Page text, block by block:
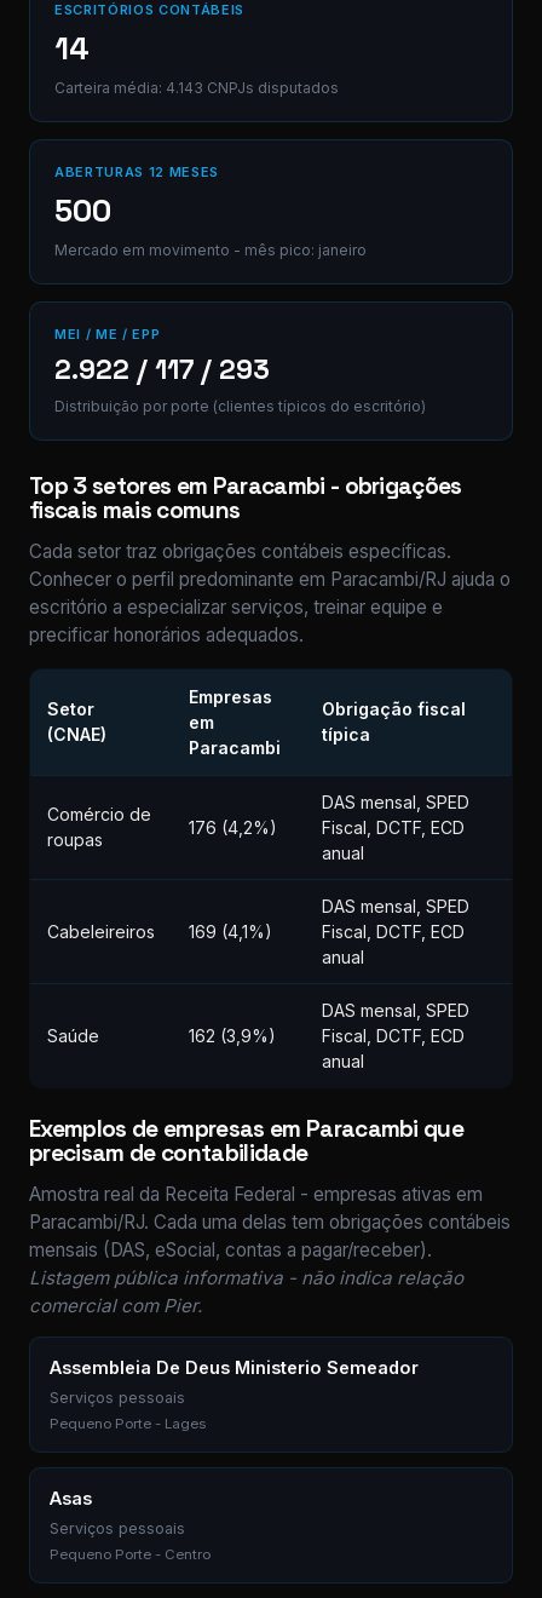
ESCRITÓRIOS CONTÁBEIS
14
Carteira média: 4.143 CNPJs disputados
ABERTURAS 12 MESES
500
Mercado em movimento - mês pico: janeiro
MEI / ME / EPP
2.922 / 117 / 293
Distribuição por porte (clientes típicos do escritório)
Top 3 setores em Paracambi - obrigações
fiscais mais comuns
Cada setor traz obrigações contábeis específicas.
Conhecer o perfil predominante em Paracambi/RJ ajuda o
escritório a especializar serviços, treinar equipe e
precificar honorários adequados.
Setor
(CNAE)
Empresas
em
Paracambi
Obrigação fiscal
típica
Comércio de
roupas
176 (4,2%)
DAS mensal, SPED
Fiscal, DCTF, ECD
anual
Cabeleireiros 169 (4,1%)
DAS mensal, SPED
Fiscal, DCTF, ECD
anual
Saúde 162 (3,9%)
DAS mensal, SPED
Fiscal, DCTF, ECD
anual
Exemplos de empresas em Paracambi que
precisam de contabilidade
Amostra real da Receita Federal - empresas ativas em
Paracambi/RJ. Cada uma delas tem obrigações contábeis
mensais (DAS, eSocial, contas a pagar/receber).
Listagem pública informativa - não indica relação
comercial com Pier.
Assembleia De Deus Ministerio Semeador
Serviços pessoais
Pequeno Porte - Lages
Asas
Serviços pessoais
Pequeno Porte - Centro